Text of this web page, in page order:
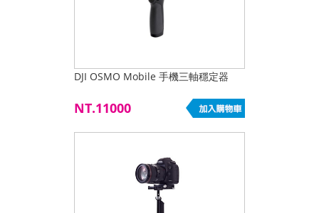
DJI OSMO Mobile 手機三軸穩定器
NT.11000